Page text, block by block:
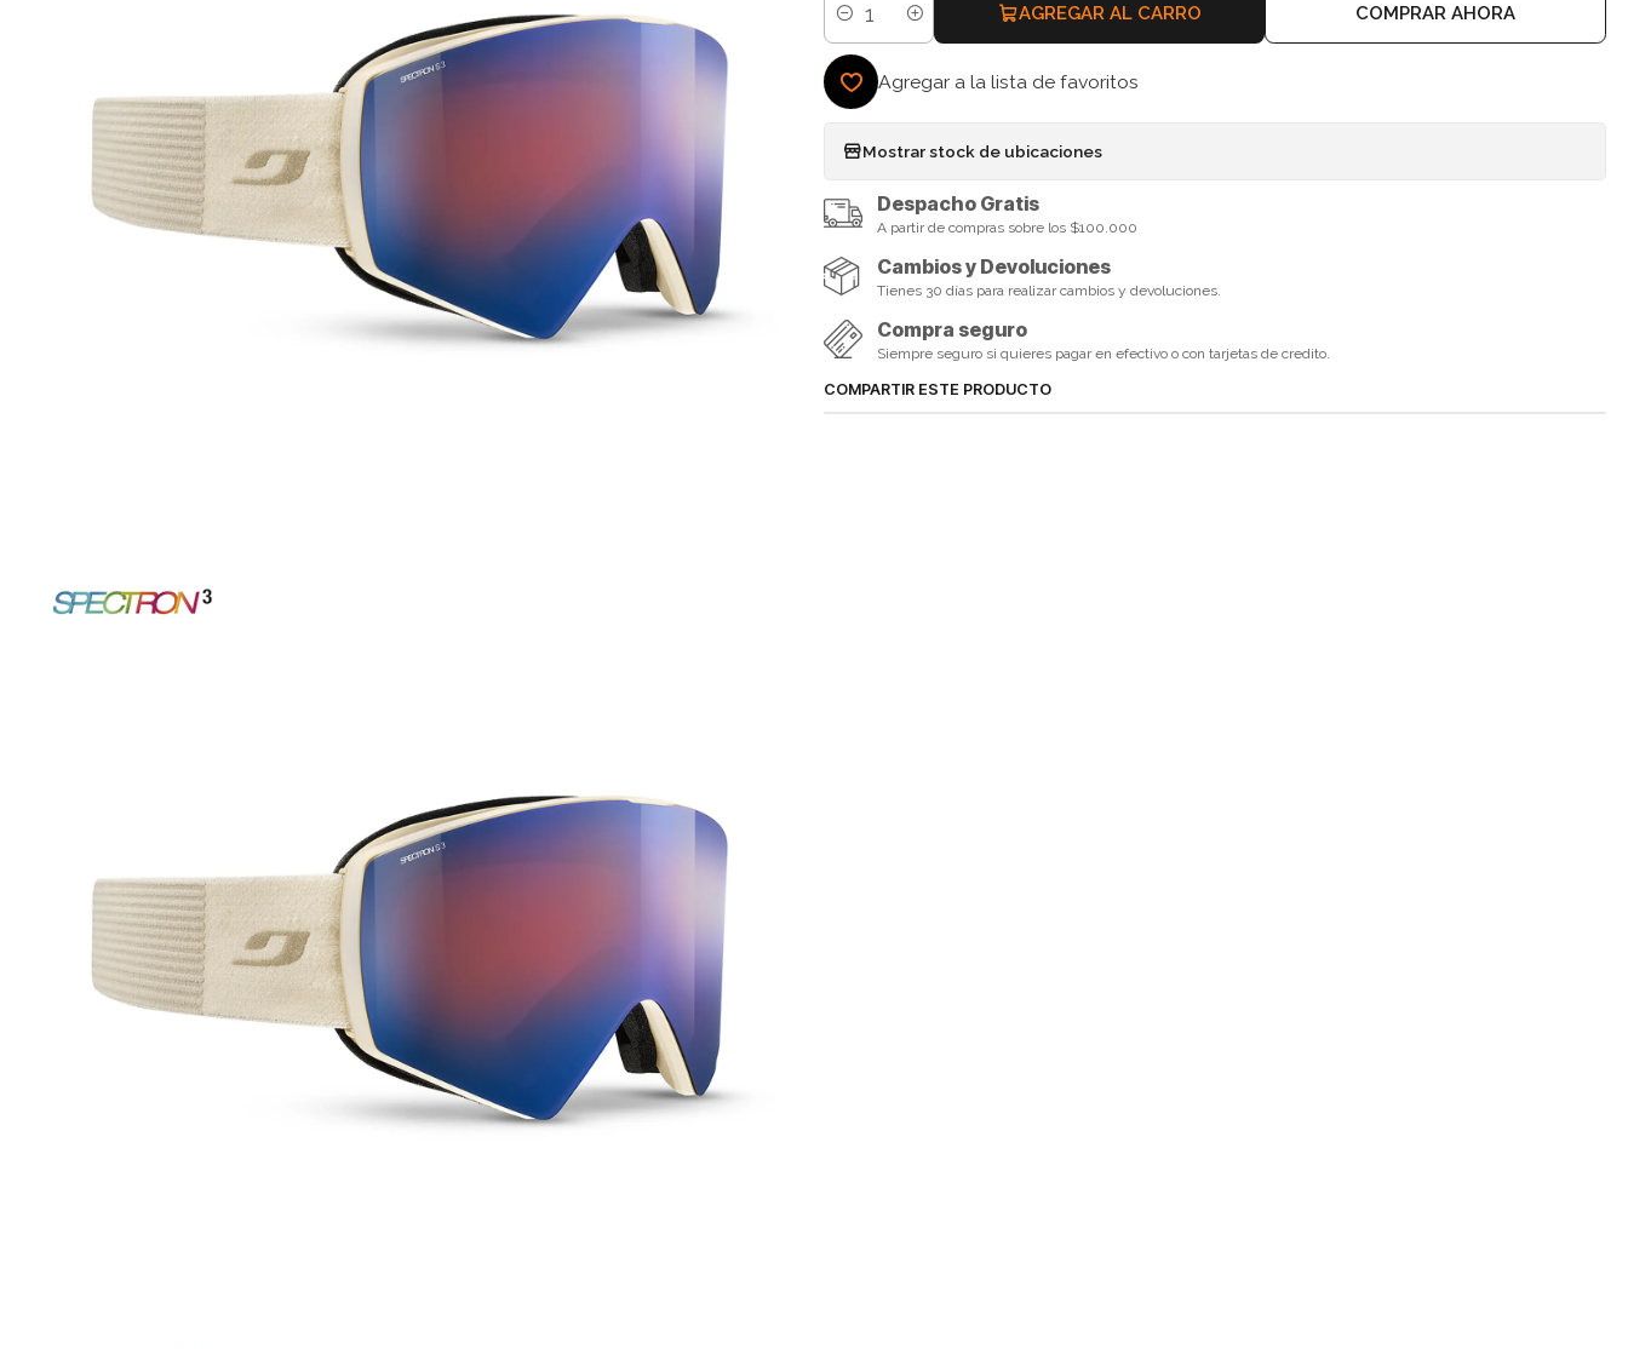
Cantidad
AGREGAR AL CARRO COMPRAR AHORA
Agregar a la lista de favoritos
Mostrar stock de ubicaciones
Despacho Gratis
A partir de compras sobre los $100.000
Cambios y Devoluciones
Tienes 30 días para realizar cambios y devoluciones.
Compra seguro
Siempre seguro si quieres pagar en efectivo o con tarjetas de credito.
COMPARTIR ESTE PRODUCTO